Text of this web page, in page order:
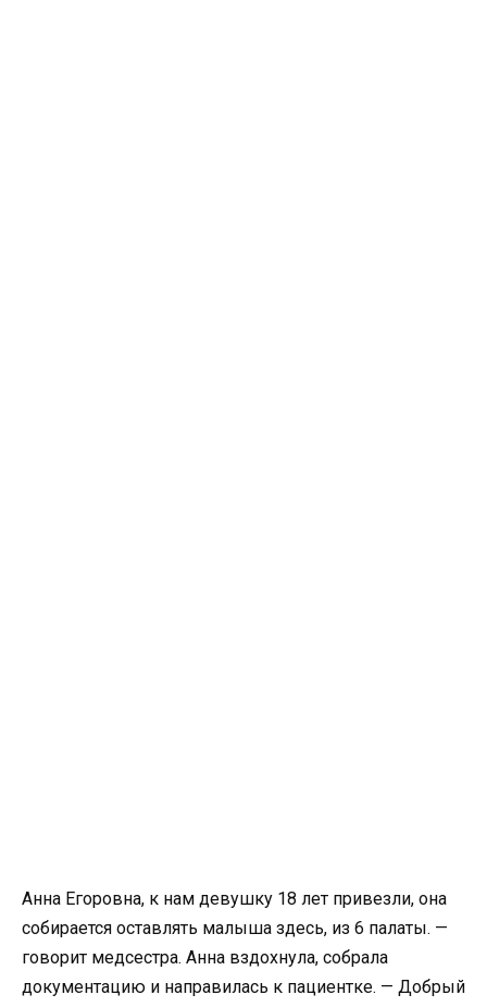
Анна Егоровна, к нам девушку 18 лет привезли, она
собирается оставлять малыша здесь, из 6 палаты. —
говорит медсестра. Анна вздохнула, собрала
документацию и направилась к пациентке. — Добрый